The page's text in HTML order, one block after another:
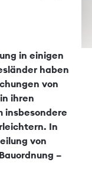
in einigen
haben
von
ihren
insbesondere
In
von
–